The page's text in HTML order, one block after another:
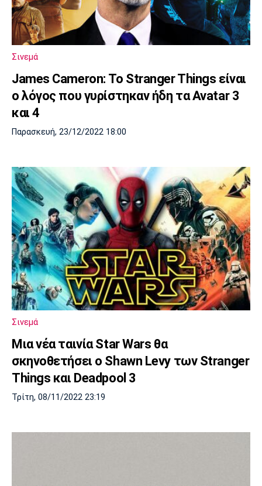
Σινεμά
James Cameron: Το Stranger Things είναι
ο λόγος που γυρίστηκαν ήδη τα Avatar 3
και 4
Παρασκευή, 23/12/2022 18:00
Σινεμά
Μια νέα ταινία Star Wars θα
σκηνοθετήσει ο Shawn Levy των Stranger
Things και Deadpool 3
Τρίτη, 08/11/2022 23:19